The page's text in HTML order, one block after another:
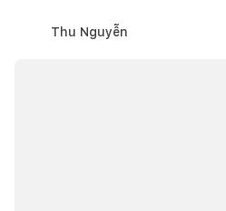
Thu Nguyễn